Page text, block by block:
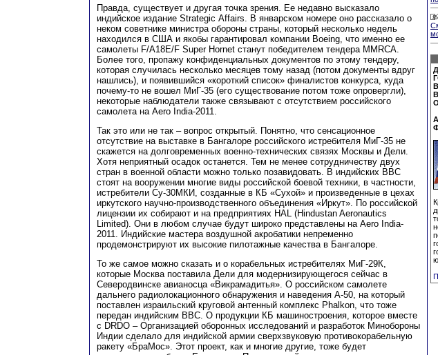
Правда, существует и другая точка зрения. Ее недавно высказало
индийское издание Strategiс Affairs. В январском номере оно рассказало о
неком советнике министра обороны страны, который несколько недель
находился в США и якобы гарантировал компании Boeing, что именно ее
самолеты F/A18E/F Super Hornet станут победителем тендера MMRCA.
Более того, пропажу конфиденциальных документов по этому тендеру,
которая случилась несколько месяцев тому назад (потом документы вдруг
нашлись), и появившийся «короткий список» финалистов конкурса, куда
почему-то не вошел МиГ-35 (его существование потом тоже опровергли),
некоторые наблюдатели также связывают с отсутствием российского
самолета на Aero India-2011.
Так это или не так – вопрос открытый. Понятно, что сенсационное
отсутствие на выставке в Бангалоре российского истребителя МиГ-35 не
скажется на долговременных военно-технических связях Москвы и Дели.
Хотя неприятный осадок останется. Тем не менее сотрудничеству двух
стран в военной области можно только позавидовать. В индийских ВВС
стоят на вооружении многие виды российской боевой техники, в частности,
истребители Су-30МКИ, созданные в КБ «Сухой» и произведенные в цехах
иркутского научно-производственного объединения «Иркут». По российской
лицензии их собирают и на предприятиях HAL (Hindustan Aeronautics
Limited). Они в любом случае будут широко представлены на Aero India-
2011. Индийские мастера воздушной акробатики непременно
продемонстрируют их высокие пилотажные качества в Бангалоре.
То же самое можно сказать и о корабельных истребителях МиГ-29К,
которые Москва поставила Дели для модернизирующегося сейчас в
Северодвинске авианосца «Викрамадитья». О российском самолете
дальнего радиолокационного обнаружения и наведения А-50, на который
поставлен израильский круговой антенный комплекс Phalkon, что тоже
передан индийским ВВС. О продукции КБ машиностроения, которое вместе
с DRDO – Организацией оборонных исследований и разработок Минобороны
Индии сделало для индийской армии сверхзвуковую противокорабельную
ракету «БраМос». Этот проект, как и многие другие, тоже будет